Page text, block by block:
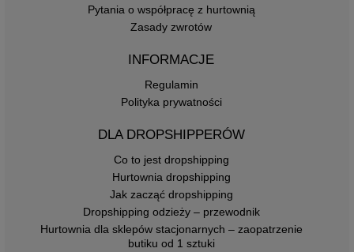
Pytania o współpracę z hurtownią
Zasady zwrotów
INFORMACJE
Regulamin
Polityka prywatności
DLA DROPSHIPPERÓW
Co to jest dropshipping
Hurtownia dropshipping
Jak zacząć dropshipping
Dropshipping odzieży – przewodnik
Hurtownia dla sklepów stacjonarnych – zaopatrzenie
butiku od 1 sztuki